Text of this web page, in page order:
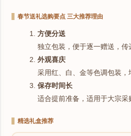
春节送礼选购要点 三大推荐理由
方便分送
独立包装，便于逐一赠送，传
外观喜庆
采用红、白、金等色调包装，
保存时间长
适合提前准备，适用于大宗采
精选礼盒推荐